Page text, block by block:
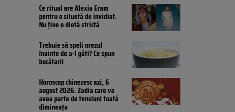
Ce ritual are Alexia Eram
pentru o siluetă de invidiat.
Nu ține o dietă strictă
Trebuie să speli orezul
înainte de a-l găti? Ce spun
bucătarii
Horoscop chinezesc azi, 6
august 2026. Zodia care va
avea parte de tensiuni toată
dimineața